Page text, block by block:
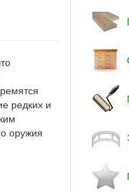
редких и
оружия